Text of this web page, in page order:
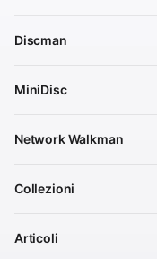
Discman
MiniDisc
Network Walkman
Collezioni
Articoli